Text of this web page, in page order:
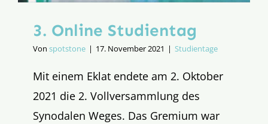
3. Online Studientag
Von spotstone | 17. November 2021 | Studientage
Mit einem Eklat endete am 2. Oktober
2021 die 2. Vollversammlung des
Synodalen Weges. Das Gremium war